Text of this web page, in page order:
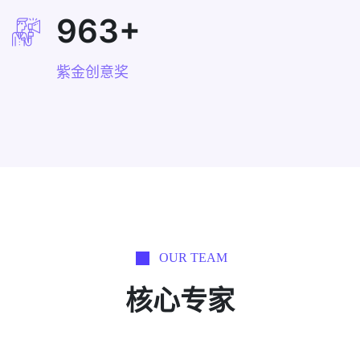
963+
紫金创意奖
OUR TEAM
核心专家